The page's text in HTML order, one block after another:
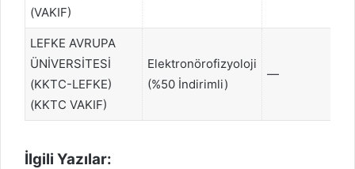
(VAKIF)
LEFKE AVRUPA
ÜNİVERSİTESİ
(KKTC-LEFKE)
(KKTC VAKIF)
Elektronörofizyoloji
(%50 İndirimli)
—
İlgili Yazılar: